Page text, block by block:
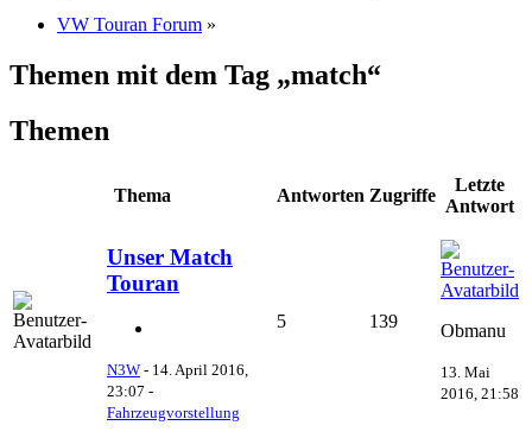
VW Touran Forum »
Themen mit dem Tag „match“
Themen
Thema Antworten Zugriffe
Letzte
Antwort
Unser Match
Touran
N3W - 14. April 2016,
23:07 -
Fahrzeugvorstellung
5 139 Obmanu
13. Mai
2016, 21:58